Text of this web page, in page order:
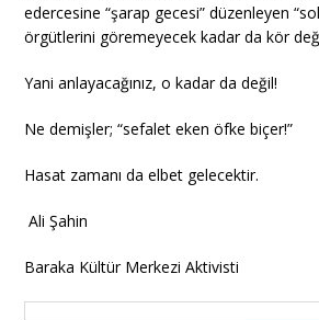
edercesine “şarap gecesi” düzenleyen
örgütlerini göremeyecek kadar da kör
Yani anlayacağınız, o kadar da değil!
Ne demişler; “sefalet eken öfke biçer!”
Hasat zamanı da elbet gelecektir.
Ali Şahin
Baraka Kültür Merkezi Aktivisti